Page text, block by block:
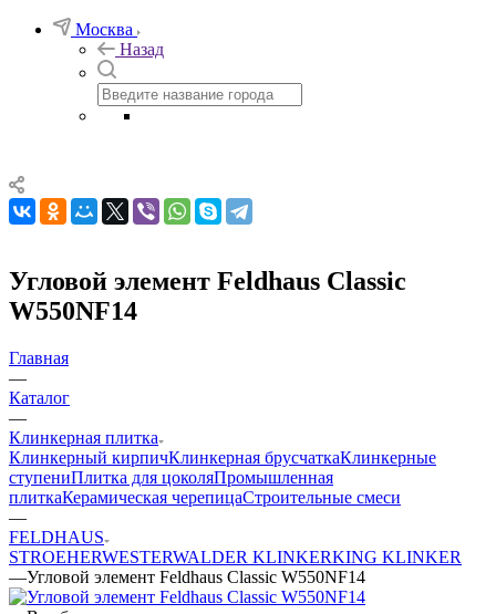
Москва
Назад
Угловой элемент Feldhaus Classic
W550NF14
Главная
—
Каталог
—
Клинкерная плитка
Клинкерный кирпичКлинкерная брусчаткаКлинкерные
ступениПлитка для цоколяПромышленная
плиткаКерамическая черепицаСтроительные смеси
—
FELDHAUS
STROEHERWESTERWALDER KLINKERKING KLINKER
—Угловой элемент Feldhaus Classic W550NF14